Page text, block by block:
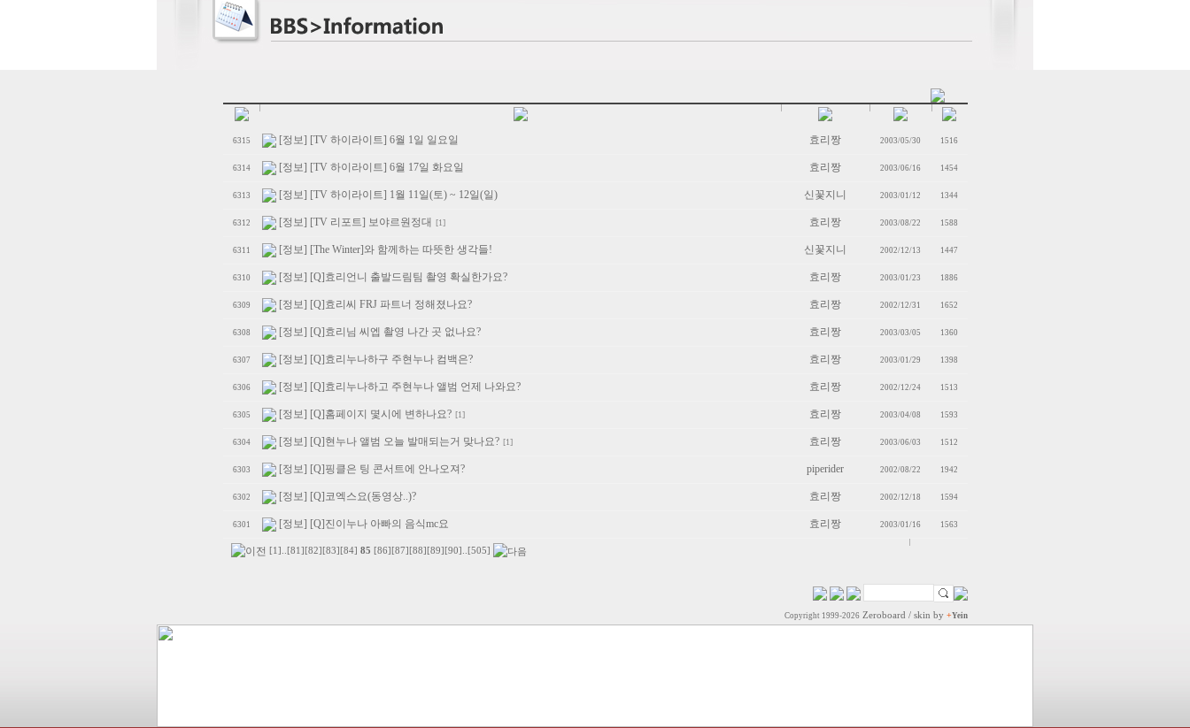
6315 [정보] [TV 하이라이트] 6월 1일 일요일 효리짱 2003/05/30 1516
6314 [정보] [TV 하이라이트] 6월 17일 화요일 효리짱 2003/06/16 1454
6313 [정보] [TV 하이라이트] 1월 11일(토) ~ 12일(일) 신꽃지니 2003/01/12 1344
6312 [정보] [TV 리포트] 보야르원정대 [1] 효리짱 2003/08/22 1588
6311 [정보] [The Winter]와 함께하는 따뜻한 생각들! 신꽃지니 2002/12/13 1447
6310 [정보] [Q]효리언니 출발드림팀 촬영 확실한가요? 효리짱 2003/01/23 1886
6309 [정보] [Q]효리씨 FRJ 파트너 정해졌나요? 효리짱 2002/12/31 1652
6308 [정보] [Q]효리님 씨엡 촬영 나간 곳 없나요? 효리짱 2003/03/05 1360
6307 [정보] [Q]효리누나하구 주현누나 컴백은? 효리짱 2003/01/29 1398
6306 [정보] [Q]효리누나하고 주현누나 앨범 언제 나와요? 효리짱 2002/12/24 1513
6305 [정보] [Q]홈페이지 몇시에 변하나요? [1] 효리짱 2003/04/08 1593
6304 [정보] [Q]현누나 앨범 오늘 발매되는거 맞나요? [1] 효리짱 2003/06/03 1512
6303 [정보] [Q]핑클은 팅 콘서트에 안나오져? piperider 2002/08/22 1942
6302 [정보] [Q]코엑스요(동영상..)? 효리짱 2002/12/18 1594
6301 [정보] [Q]진이누나 아빠의 음식mc요 효리짱 2003/01/16 1563
[1] [81] [82] [83] [84] 85 [86] [87] [88] [89] [90] [505]
Copyright 1999-2026 Zeroboard / skin by +Yein